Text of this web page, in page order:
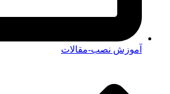
آموزش نصب-مقالات